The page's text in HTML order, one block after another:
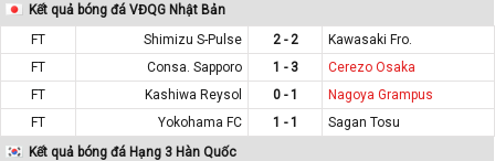
Kết quả bóng đá VĐQG Nhật Bản
FT
Shimizu S-Pulse 2 - 2
Kawasaki Fro.
FT
Consa. Sapporo 1 - 3
Cerezo Osaka
FT
Kashiwa Reysol 0 - 1
Nagoya Grampus
FT
Yokohama FC 1 - 1
Sagan Tosu
Kết quả bóng đá Hạng 3 Hàn Quốc